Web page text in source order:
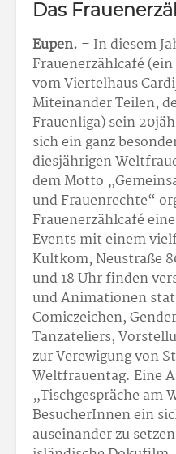
Das
Eupen. – In diesem
Frauenerzählcafé
vom Viertelhaus
Miteinander Teilen,
Frauenliga) sein
sich ein ganz
diesjährigen
dem Motto
und Frauenrechte“
Frauenerzählcafé
Events mit einem
Kultkom, Neustraße
und 18 Uhr finden
und Animationen
Comiczeichen,
Tanzateliers,
zur Verewigung von
Weltfrauentag. Eine
„Tischgespräche am
BesucherInnen ein
auseinander zu